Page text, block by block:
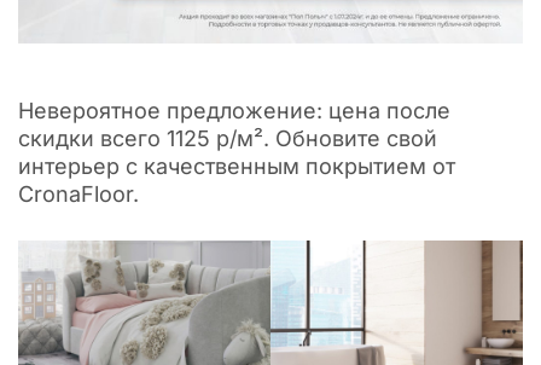
Невероятное предложение: цена после
скидки всего 1125 р/м². Обновите свой
интерьер с качественным покрытием от
CronaFloor.